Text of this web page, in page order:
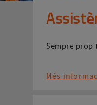
Sempre prop
Més